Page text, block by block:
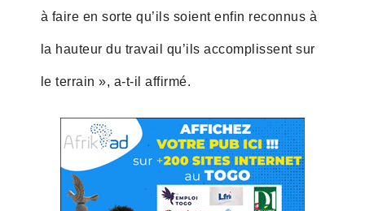
à faire en sorte qu’ils soient enfin reconnus à
la hauteur du travail qu’ils accomplissent sur
le terrain », a-t-il affirmé.